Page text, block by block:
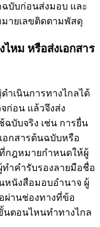
ฉบับก่อนส่งมอบ และ
ายเลขติดตามพัสดุ
หม หรือส่งเอกสาร
ำเนินการทางไกลได้
ก่อน แล้วจึงส่ง
บับจริง เช่น การยื่น
กสารต้นฉบับหรือ
กฎหมายกำหนดให้ผู้
ำคำรับรองลายมือชื่อ
หนังสือมอบอำนาจ ผู้
ผ่านช่องทางที่ข้อ
นตอนไหนทำทางไกล